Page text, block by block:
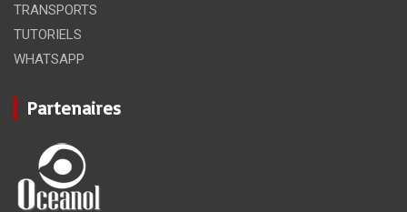
TRANSPORTS
TUTORIELS
WHATSAPP
Partenaires